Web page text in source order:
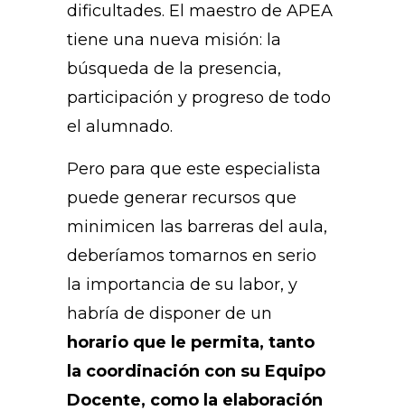
dificultades. El maestro de APEA
tiene una nueva misión: la
búsqueda de la presencia,
participación y progreso de todo
el alumnado.
Pero para que este especialista
puede generar recursos que
minimicen las barreras del aula,
deberíamos tomarnos en serio
la importancia de su labor, y
habría de disponer de un
horario que le permita, tanto
la coordinación con su Equipo
Docente, como la elaboración